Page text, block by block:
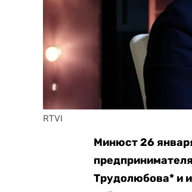
RTVI
Минюст 26
Трудолюбова* и